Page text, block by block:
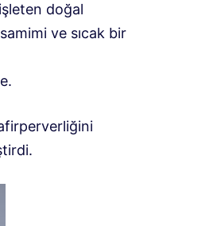
doğal
ve sıcak bir